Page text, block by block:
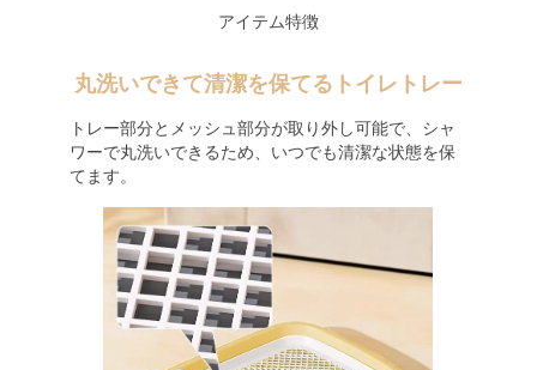
アイテム特徴
丸洗いできて清潔を保てるトイレトレー
トレー部分とメッシュ部分が取り外し可能で、シャ
ワーで丸洗いできるため、いつでも清潔な状態を保
てます。